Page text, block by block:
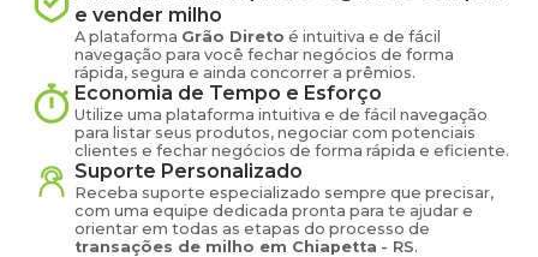
e vender milho
A plataforma Grão Direto é intuitiva e de fácil
navegação para você fechar negócios de forma
rápida, segura e ainda concorrer a prêmios.
Economia de Tempo e Esforço
Utilize uma plataforma intuitiva e de fácil navegação
para listar seus produtos, negociar com potenciais
clientes e fechar negócios de forma rápida e eficiente.
Suporte Personalizado
Receba suporte especializado sempre que precisar,
com uma equipe dedicada pronta para te ajudar e
orientar em todas as etapas do processo de
transações de milho em Chiapetta - RS.